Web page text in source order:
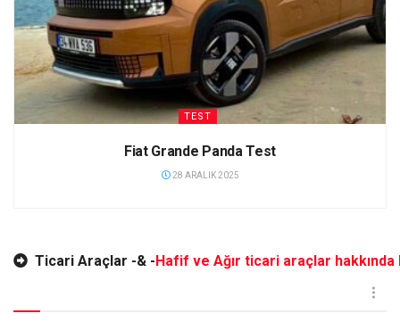
TEST
Fiat Grande Panda Test
28 ARALIK 2025
Ticari Araçlar -& - Hafif ve Ağır ticari araçlar